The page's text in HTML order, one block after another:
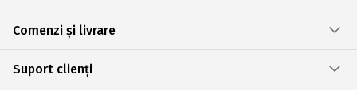
Comenzi și livrare
Suport clienți